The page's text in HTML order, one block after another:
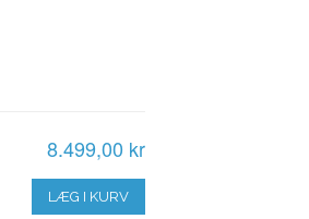
8.499,00 kr
LÆG I KURV